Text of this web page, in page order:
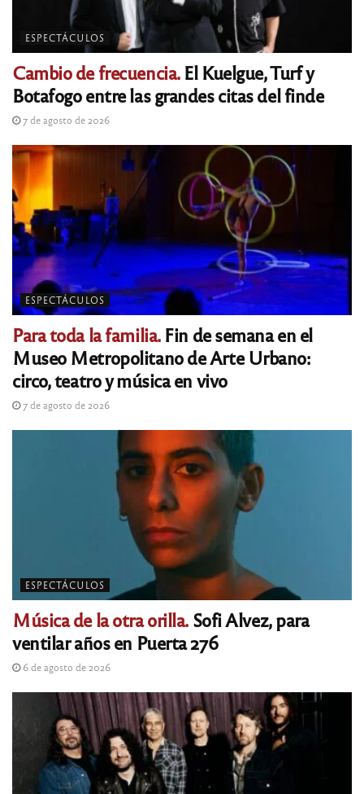
ESPECTÁCULOS
Cambio de frecuencia.El Kuelgue, Turf y
Botafogo entre las grandes citas del finde
7 de agosto de 2026
ESPECTÁCULOS
Para toda la familia.Fin de semana en el
Museo Metropolitano de Arte Urbano:
circo, teatro y música en vivo
7 de agosto de 2026
ESPECTÁCULOS
Música de la otra orilla. Sofi Alvez, para
ventilar años en Puerta 276
6 de agosto de 2026